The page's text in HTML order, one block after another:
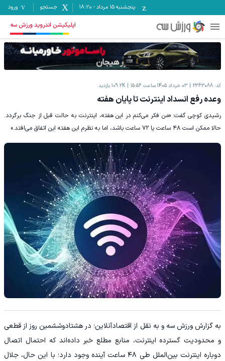
پنجشنبه ۱۵ مرداد -
18:20 جستجو ورود
اپلیکیشن اندروید ورزش سه
کد: 2363088 03 خرداد 1405 ساعت 15:56 109.2K بازدید
وعده رفع انسداد اینترنت تا پایان هفته
رشیدی کوچی گفت: «من فکر می‌کنم در این هفته، اینترنت به حالت قبل از جنگ برگردد.
حالا ممکن است ۴۸ ساعت یا ۷۲ ساعت باشد، اما به نظرم این هفته این اتفاق می‌افتد.»
به گزارش ورزش سه و به نقل از اقتصادآنلاین؛ در هشتادوششمین روز از قطعی
و محدودیت گسترده اینترنت، منابع مطلع خبر داده‌اند که احتمال اتصال
دوباره اینترنت بین‌الملل طی ۴۸ ساعت آینده وجود دارد؛ با این حال، جلال